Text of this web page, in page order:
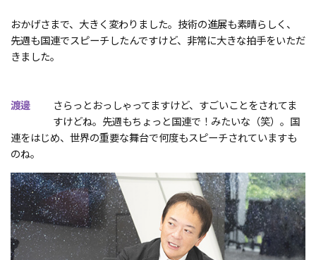
おかげさまで、大きく変わりました。技術の進展も素晴らしく、
先週も国連でスピーチしたんですけど、非常に大きな拍手をいただ
きました。
渡邊
さらっとおっしゃってますけど、すごいことをされてま
すけどね。先週もちょっと国連で！みたいな（笑）。国
連をはじめ、世界の重要な舞台で何度もスピーチされていますも
のね。